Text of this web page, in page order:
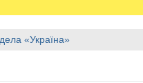
«Україна»